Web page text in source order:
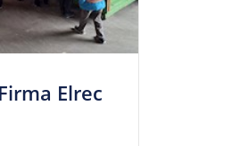
Elrec